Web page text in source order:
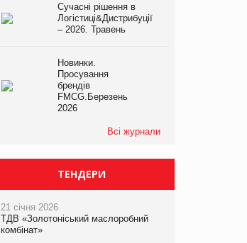
Сучасні рішення в
Логістиці&Дистрибуції
– 2026. Травень
Новинки.
Просування
брендів
FMCG.Березень
2026
Всі журнали
ТЕНДЕРИ
21 січня 2026
ТДВ «Золотоніський маслоробний
комбінат»